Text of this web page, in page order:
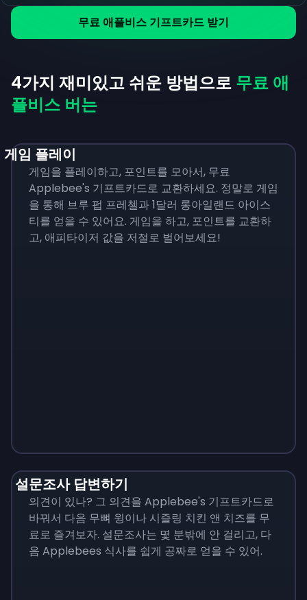
무료 애플비스 기프트카드 받기
4가지 재미있고 쉬운 방법으로 무료 애
플비스 버는
게임 플레이
게임을 플레이하고, 포인트를 모아서, 무료
Applebee's 기프트카드로 교환하세요. 정말로 게임
을 통해 브루 펍 프레첼과 1달러 롱아일랜드 아이스
티를 얻을 수 있어요. 게임을 하고, 포인트를 교환하
고, 애피타이저 값을 저절로 벌어보세요!
설문조사 답변하기
의견이 있나? 그 의견을 Applebee's 기프트카드로
바꿔서 다음 무뼈 윙이나 시즐링 치킨 앤 치즈를 무
료로 즐겨보자. 설문조사는 몇 분밖에 안 걸리고, 다
음 Applebees 식사를 쉽게 공짜로 얻을 수 있어.